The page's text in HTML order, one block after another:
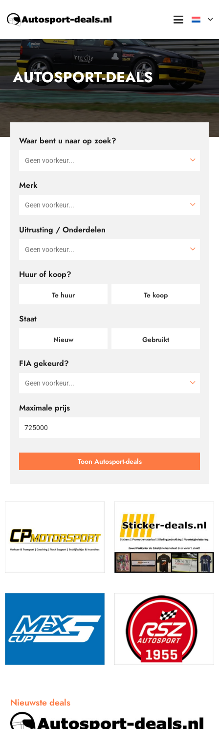
AUTOSPORT-DEALS
Waar bent u naar op zoek?
Merk
Uitrusting / Onderdelen
Huur of koop?
Te huur Te koop
Staat
Nieuw Gebruikt
FIA gekeurd?
Maximale prijs
Nieuwste deals